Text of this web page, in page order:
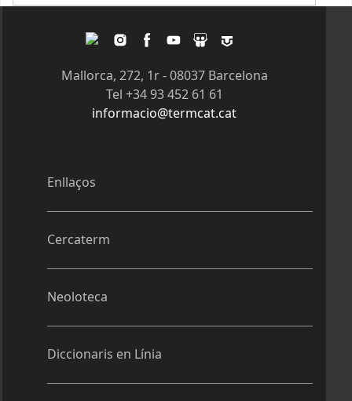
Enllaços
Cercaterm
Neoloteca
Diccionaris en Línia
Mallorca, 272, 1r - 08037 Barcelona
Tel +34 93 452 61 61
informacio@termcat.cat